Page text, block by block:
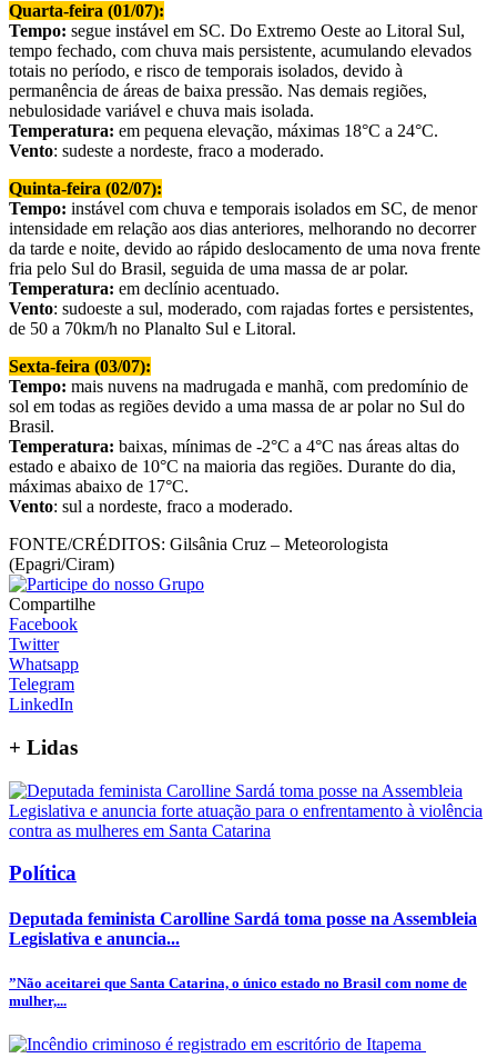
Quarta-feira (01/07):
Tempo: segue instável em SC. Do Extremo Oeste ao Litoral Sul,
tempo fechado, com chuva mais persistente, acumulando elevados
totais no período, e risco de temporais isolados, devido à
permanência de áreas de baixa pressão. Nas demais regiões,
nebulosidade variável e chuva mais isolada.
Temperatura: em pequena elevação, máximas 18°C a 24°C.
Vento: sudeste a nordeste, fraco a moderado.
Quinta-feira (02/07):
Tempo: instável com chuva e temporais isolados em SC, de menor
intensidade em relação aos dias anteriores, melhorando no decorrer
da tarde e noite, devido ao rápido deslocamento de uma nova frente
fria pelo Sul do Brasil, seguida de uma massa de ar polar.
Temperatura: em declínio acentuado.
Vento: sudoeste a sul, moderado, com rajadas fortes e persistentes,
de 50 a 70km/h no Planalto Sul e Litoral.
Sexta-feira (03/07):
Tempo: mais nuvens na madrugada e manhã, com predomínio de
sol em todas as regiões devido a uma massa de ar polar no Sul do
Brasil.
Temperatura: baixas, mínimas de -2°C a 4°C nas áreas altas do
estado e abaixo de 10°C na maioria das regiões. Durante do dia,
máximas abaixo de 17°C.
Vento: sul a nordeste, fraco a moderado.
FONTE/CRÉDITOS: Gilsânia Cruz – Meteorologista
(Epagri/Ciram)
Compartilhe
Facebook
Twitter
Whatsapp
Telegram
LinkedIn
+ Lidas
Política
Deputada feminista Carolline Sardá toma posse na Assembleia
Legislativa e anuncia...
”Não aceitarei que Santa Catarina, o único estado no Brasil com nome de
mulher,...